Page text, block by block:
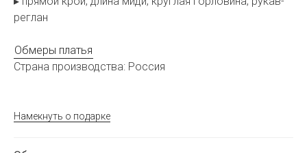
реглан
Обмеры платья
Страна производства: Россия
Намекнуть о подарке